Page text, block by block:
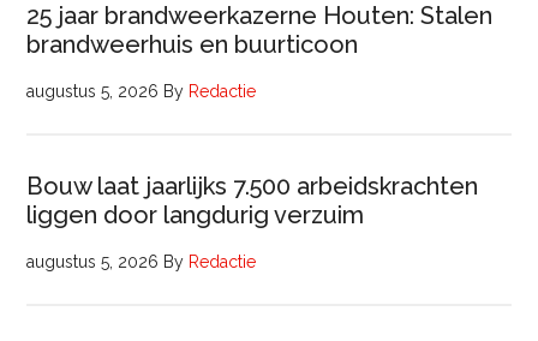
25 jaar brandweerkazerne Houten: Stalen
brandweerhuis en buurticoon
augustus 5, 2026 By Redactie
Bouw laat jaarlijks 7.500 arbeidskrachten
liggen door langdurig verzuim
augustus 5, 2026 By Redactie